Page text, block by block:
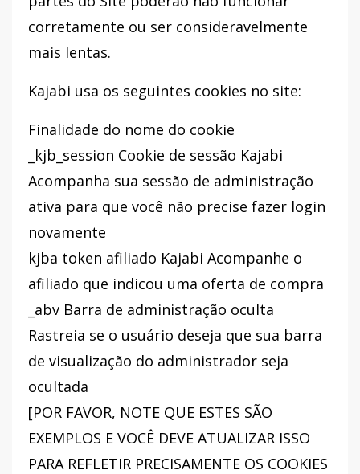
corretamente ou ser consideravelmente
mais lentas.
Kajabi usa os seguintes cookies no site:
Finalidade do nome do cookie
_kjb_session Cookie de sessão Kajabi
Acompanha sua sessão de administração
ativa para que você não precise fazer login
novamente
kjba token afiliado Kajabi Acompanhe o
afiliado que indicou uma oferta de compra
_abv Barra de administração oculta
Rastreia se o usuário deseja que sua barra
de visualização do administrador seja
ocultada
[POR FAVOR, NOTE QUE ESTES SÃO
EXEMPLOS E VOCÊ DEVE ATUALIZAR ISSO
PARA REFLETIR PRECISAMENTE OS COOKIES